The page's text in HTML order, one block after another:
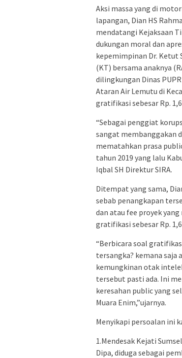
Aksi massa yang di
lapangan, Dian HS
mendatangi Kejaksaan
dukungan moral dan
kepemimpinan Dr. Ketut
(KT) bersama anaknya
dilingkungan Dinas
Ataran Air Lemutu di
gratifikasi sebesar Rp.
“Sebagai penggiat
sangat membanggakan
mematahkan prasa
tahun 2019 yang lalu
Iqbal SH Direktur SIRA.
Ditempat yang sama,
sebab penangkapan
dan atau fee proyek
gratifikasi sebesar Rp.
“Berbicara soal
tersangka? kemana saja
kemungkinan otak
tersebut pasti ada. Ini
keresahan public yang
Muara Enim,”ujarnya.
Menyikapi persoalan ini
1.Mendesak Kejati
Dipa, diduga sebagai